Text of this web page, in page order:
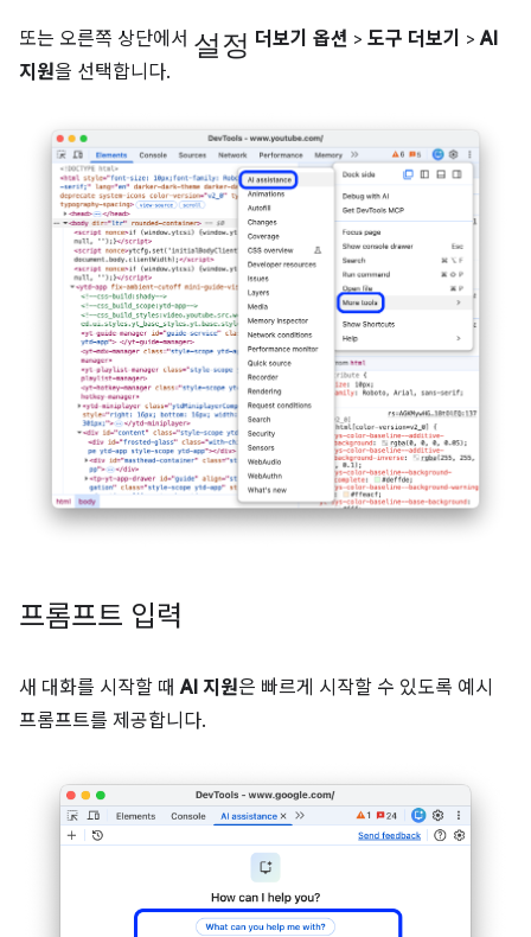
또는 오른쪽 상단에서 설정 더보기 옵션 > 도구 더보기 >AI
지원을 선택합니다.
프롬프트 입력
새 대화를 시작할 때AI 지원은 빠르게 시작할 수 있도록 예시
프롬프트를 제공합니다.